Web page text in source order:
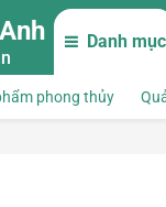
Danh mục
phong thủy